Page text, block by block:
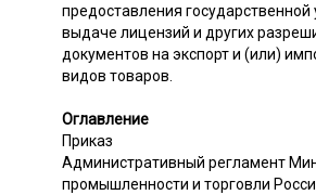
предоставления государственной
выдаче лицензий и других
документов на экспорт и (или)
видов товаров.
Оглавление
Приказ
Административный регламент
промышленности и торговли